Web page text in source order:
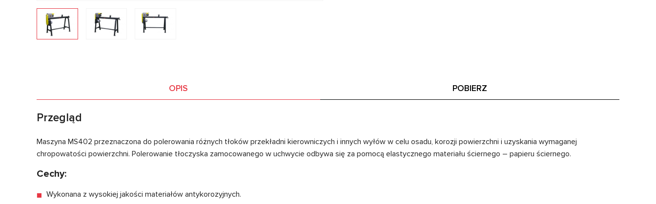
OPIS POBIERZ
Przegląd
Maszyna MS402 przeznaczona do polerowania różnych tłoków przekładni kierowniczych i innych wyłów w celu osadu, korozji powierzchni i uzyskania wymaganej
chropowatości powierzchni. Polerowanie tłoczyska zamocowanego w uchwycie odbywa się za pomocą elastycznego materiału ściernego – papieru ściernego.
Cechy:
Wykonana z wysokiej jakości materiałów antykorozyjnych.